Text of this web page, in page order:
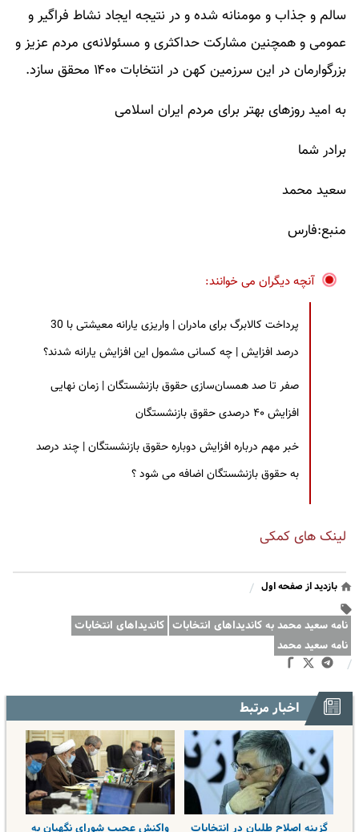
سالم و جذاب و مومنانه شده و در نتیجه ایجاد نشاط فراگیر و
عمومی و همچنین مشارکت حداکثری و مسئولانه­‌ی مردم عزیز و
بزرگوارمان در این سرزمین کهن در انتخابات ۱۴۰۰ محقق سازد.
به امید روزهای بهتر برای مردم ایران اسلامی
برادر شما
سعید محمد
منبع:فارس
آنچه دیگران می خوانند:
پرداخت کالابرگ برای مادران | واریزی یارانه معیشتی با 30
درصد افزایش | چه کسانی مشمول این افزایش یارانه شدند؟
صفر تا صد همسان‌سازی حقوق بازنشستگان | زمان نهایی
افزایش ۴۰ درصدی حقوق بازنشستگان
خبر مهم درباره افزایش دوباره حقوق بازنشستگان | چند درصد
به حقوق بازنشستگان اضافه می شود ؟
لینک های کمکی
بازدید از صفحه اول /
نامه سعید محمد به کاندیداهای انتخابات کاندیداهای انتخابات
نامه سعید محمد
/
اخبار مرتبط
گزینه اصلاح طلبان در انتخابات
واکنش عجیب شورای نگهبان به